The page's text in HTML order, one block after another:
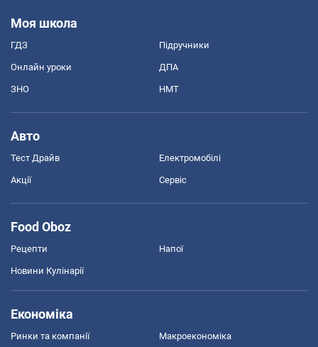
Моя школа
ГДЗ Підручники
Онлайн уроки ДПА
ЗНО НМТ
Авто
Тест Драйв Електромобілі
Акції Сервіс
Food Oboz
Рецепти Напої
Новини Кулінарії
Економіка
Ринки та компанії Макроекономіка